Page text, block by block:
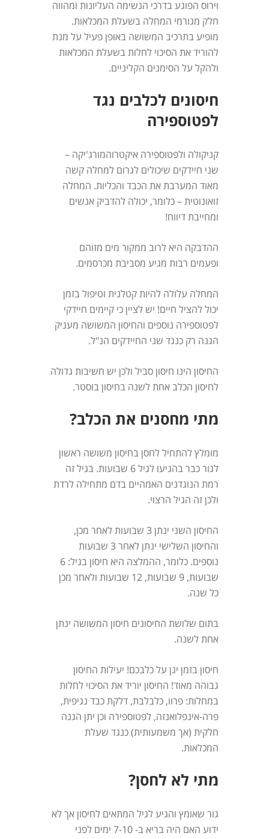
וירוס הפוגע בדרכי הנשימה העליונות ומהווה
חלק מגורמי המחלה בשעלת המכלאות.
מופיע בתרכיב המשושה באופן פעיל על מנת
להוריד את הסיכוי לחלות בשעלת המכלאות
ולהקל על הסימנים הקליניים.
חיסונים לכלבים נגד
לפטוספירה
קניקולה ולפטוספירה איקטרוהמורג'יקה –
שני חיידקים שיכולים לגרום למחלה קשה
מאוד המערבת את הכבד והכליות. המחלה
זואונוטית – כלומר, יכולה להדביק אנשים
ומחייבת דיווח!
ההדבקה היא לרוב ממקור מים מזוהם
ופעמים רבות מגיע מסביבת מכרסמים.
המחלה עלולה להיות קטלנית וטיפול בזמן
יכול להציל חיים! יש לציין כי קיימים חיידקי
לפטוספירה נוספים והחיסון המשושה מעניק
הגנה רק כנגד שני החיידקים הנ"ל.
החיסון הינו חיסון סביל ולכן יש חשיבות גדולה
לחיסון הכלב אחת לשנה בחיסון בוסטר.
מתי מחסנים את הכלב?
מומלץ להתחיל לחסן בחיסון משושה ראשון
לגור כבר בהגיעו לגיל 6 שבועות. בגיל זה
רמת הנוגדנים האמהיים בדם מתחילה לרדת
ולכן זה הגיל הרצוי.
החיסון השני ינתן 3 שבועות לאחר מכן,
והחיסון השלישי ינתן לאחר 3 שבועות
נוספים. כלומר, ההמלצה היא חיסון בגיל: 6
שבועות, 9 שבועות, 12 שבועות ולאחר מכן
כל שנה.
בתום שלושת החיסונים חיסון המשושה ינתן
אחת לשנה.
חיסון בזמן יגן על כלבכם! יעילות החיסון
גבוהה מאוד! החיסון יוריד את הסיכוי לחלות
במחלות: פרוו, כלבלבת, דלקת כבד נגיפית,
פרה-אינפלואנזה, לפטוספירה וכן יתן הגנה
חלקית (אך משמעותית) כנגד שעלת
המכלאות.
מתי לא לחסן?
גור שאומץ והגיע לגיל המתאים לחיסון אך לא
ידוע האם היה בריא ב- 7-10 ימים לפני